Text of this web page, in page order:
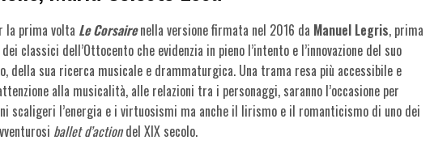
la prima volta Le Corsairenella versione firmata nel 2016 da Manuel Legris, prima
classici dell’Ottocento che evidenzia in pieno l’intento e l’innovazione del suo
della sua ricerca musicale e drammaturgica. Una trama resa più accessibile e
alla musicalità, alle relazioni tra i personaggi, saranno l’occasione per
scaligeri l’energia e i virtuosismi ma anche il lirismo e il romanticismo di uno dei
ballet d’actiondel XIX secolo.